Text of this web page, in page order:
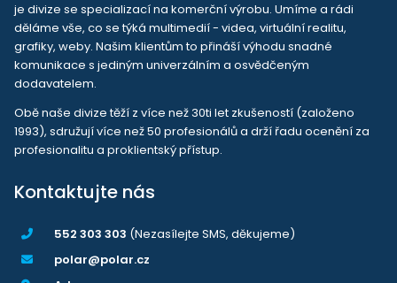
je divize se specializací na komerční výrobu. Umíme a rádi
děláme vše, co se týká multimedií - videa, virtuální realitu,
grafiky, weby. Našim klientům to přináší výhodu snadné
komunikace s jediným univerzálním a osvědčeným
dodavatelem.
Obě naše divize těží z více než 30ti let zkušeností (založeno
1993), sdružují více než 50 profesionálů a drží řadu ocenění za
profesionalitu a proklientský přístup.
Kontaktujte nás
552 303 303 (Nezasílejte SMS, děkujeme)
polar@polar.cz